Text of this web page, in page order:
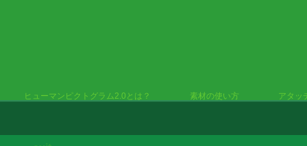
ヒューマンピクトグラム2.0とは？ 素材の使い方 アタッ